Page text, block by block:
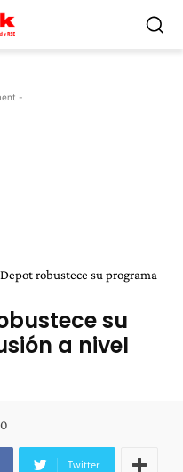
-
robustece su programa
su
a nivel
0
Twitter